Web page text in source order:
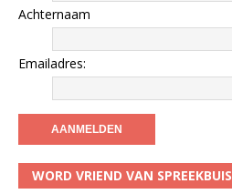
Achternaam
Emailadres:
WORD VRIEND VAN SPREEKBUIS